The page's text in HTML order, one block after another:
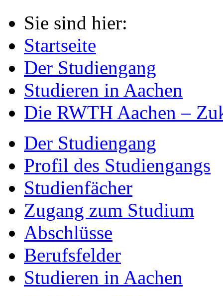
Sie sind hier:
Startseite
Der Studiengang
Studieren in Aachen
Die RWTH Aachen –
Der Studiengang
Profil des Studiengangs
Studienfächer
Zugang zum Studium
Abschlüsse
Berufsfelder
Studieren in Aachen